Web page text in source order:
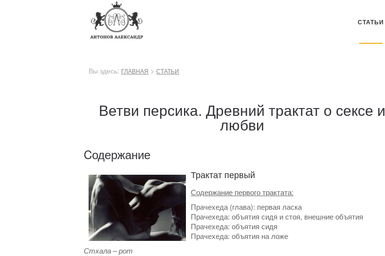
СТАТЬИ
Вы здесь: ГЛАВНАЯ > СТАТЬИ
Ветви персика. Древний трактат о сексе и
любви
Cодержание
Трактат первый
Содержание первого трактата:
Прачехеда (глава): первая ласка
Прачехеда: объятия сидя и стоя, внешние объятия
Прачехеда: объятия сидя
Прачехеда: объятия на ложе
Стхала – рот